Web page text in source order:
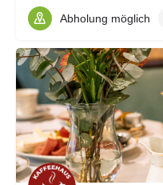
Abholung möglich